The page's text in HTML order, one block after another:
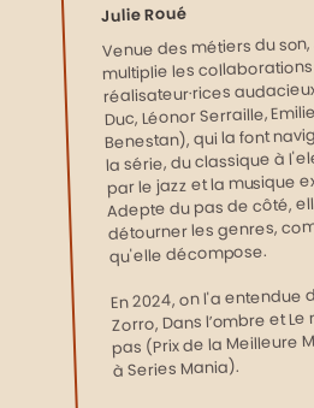
Julie Roué
Venue des métiers du
multiplie les
réalisateur·rices
Duc, Léonor Serraille,
Benestan), qui la font
la série, du classique à
par le jazz et la musique
Adepte du pas de côté,
détourner les genres,
qu'elle décompose.
En 2024, on l'a entendue
Zorro, Dans l’ombre et
pas (Prix de la Meilleure
à Series Mania).